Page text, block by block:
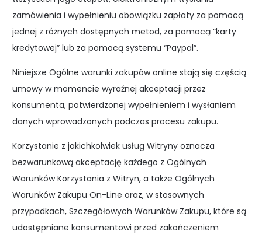
zamówienia i wypełnieniu obowiązku zapłaty za pomocą
jednej z różnych dostępnych metod, za pomocą “karty
kredytowej” lub za pomocą systemu “Paypal”.
Niniejsze Ogólne warunki zakupów online stają się częścią
umowy w momencie wyraźnej akceptacji przez
konsumenta, potwierdzonej wypełnieniem i wysłaniem
danych wprowadzonych podczas procesu zakupu.
Korzystanie z jakichkolwiek usług Witryny oznacza
bezwarunkową akceptację każdego z Ogólnych
Warunków Korzystania z Witryn, a także Ogólnych
Warunków Zakupu On-Line oraz, w stosownych
przypadkach, Szczegółowych Warunków Zakupu, które są
udostępniane konsumentowi przed zakończeniem